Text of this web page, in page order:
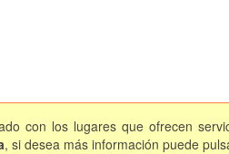
con los lugares que ofrecen
, si desea más información puede